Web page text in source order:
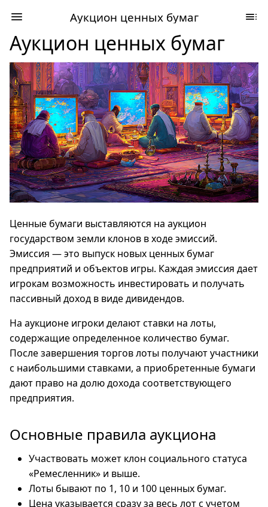
Аукцион ценных бумаг
Аукцион ценных бумаг
Ценные бумаги выставляются на аукцион
государством земли клонов в ходе эмиссий.
Эмиссия — это выпуск новых ценных бумаг
предприятий и объектов игры. Каждая эмиссия дает
игрокам возможность инвестировать и получать
пассивный доход в виде дивидендов.
На аукционе игроки делают ставки на лоты,
содержащие определенное количество бумаг.
После завершения торгов лоты получают участники
с наибольшими ставками, а приобретенные бумаги
дают право на долю дохода соответствующего
предприятия.
Основные правила аукциона
Участвовать может клон социального статуса
«Ремесленник» и выше.
Лоты бывают по 1, 10 и 100 ценных бумаг.
Цена указывается сразу за весь лот с учетом